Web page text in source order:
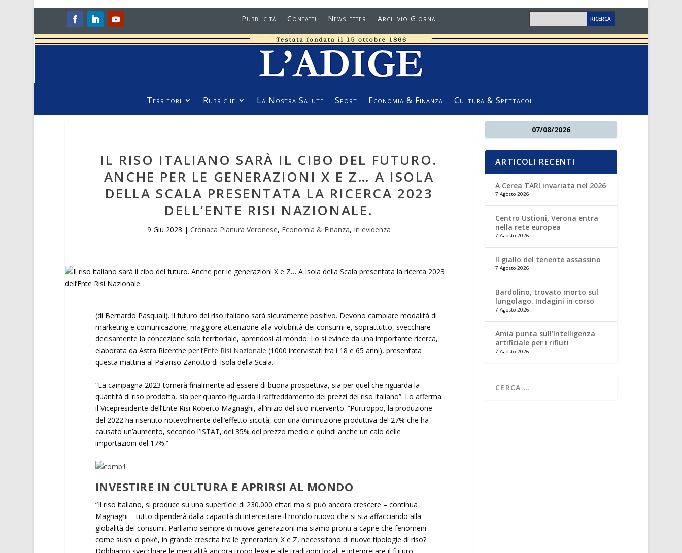
Pubblicità Contatti Newsletter Archivio Giornali
Territori Rubriche La Nostra Salute Sport Economia & Finanza Cultura & Spettacoli
IL RISO ITALIANO SARÀ IL CIBO DEL FUTURO.
ANCHE PER LE GENERAZIONI X E Z… A ISOLA
DELLA SCALA PRESENTATA LA RICERCA 2023
DELL’ENTE RISI NAZIONALE.
9 Giu 2023 | Cronaca Pianura Veronese, Economia & Finanza, In evidenza
(di Bernardo Pasquali). Il futuro del riso italiano sarà sicuramente positivo. Devono cambiare modalità di
marketing e comunicazione, maggiore attenzione alla volubilità dei consumi e, soprattutto, svecchiare
decisamente la concezione solo territoriale, aprendosi al mondo. Lo si evince da una importante ricerca,
elaborata da Astra Ricerche per l’Ente Risi Nazionale (1000 intervistati tra i 18 e 65 anni), presentata
questa mattina al Palariso Zanotto di Isola della Scala.
“La campagna 2023 tornerà finalmente ad essere di buona prospettiva, sia per quel che riguarda la
quantità di riso prodotta, sia per quanto riguarda il raffreddamento dei prezzi del riso italiano”. Lo afferma
il Vicepresidente dell’Ente Risi Roberto Magnaghi, all’inizio del suo intervento. “Purtroppo, la produzione
del 2022 ha risentito notevolmente dell’effetto siccità, con una diminuzione produttiva del 27% che ha
causato un’aumento, secondo l’ISTAT, del 35% del prezzo medio e quindi anche un calo delle
importazioni del 17%.”
INVESTIRE IN CULTURA E APRIRSI AL MONDO
“Il riso italiano, si produce su una superficie di 230.000 ettari ma si può ancora crescere – continua
Magnaghi – tutto dipenderà dalla capacità di intercettare il mondo nuovo che si sta affacciando alla
globalità dei consumi. Parliamo sempre di nuove generazioni ma siamo pronti a capire che fenomeni
come sushi o pokè, in grande crescita tra le generazioni X e Z, necessitano di nuove tipologie di riso?
07/08/2026
ARTICOLI RECENTI
A Cerea TARI invariata nel 2026
7 Agosto 2026
Centro Ustioni, Verona entra
nella rete europea
7 Agosto 2026
Il giallo del tenente assassino
7 Agosto 2026
Bardolino, trovato morto sul
lungolago. Indagini in corso
7 Agosto 2026
Amia punta sull’Intelligenza
artificiale per i rifiuti
7 Agosto 2026